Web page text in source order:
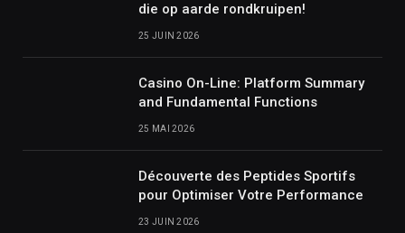
die op aarde rondkruipen!
25 JUIN 2026
Casino On-Line: Platform Summary
and Fundamental Functions
25 MAI 2026
Découverte des Peptides Sportifs
pour Optimiser Votre Performance
23 JUIN 2026